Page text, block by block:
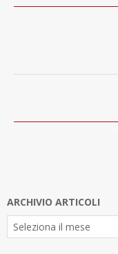
ARCHIVIO ARTICOLI
Archivio
Articoli